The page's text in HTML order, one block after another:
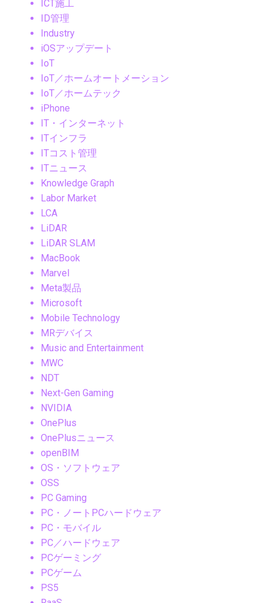
ICT施工
ID管理
Industry
iOSアップデート
IoT
IoT／ホームオートメーション
IoT／ホームテック
iPhone
IT・インターネット
ITインフラ
ITコスト管理
ITニュース
Knowledge Graph
Labor Market
LCA
LiDAR
LiDAR SLAM
MacBook
Marvel
Meta製品
Microsoft
Mobile Technology
MRデバイス
Music and Entertainment
MWC
NDT
Next-Gen Gaming
NVIDIA
OnePlus
OnePlusニュース
openBIM
OS・ソフトウェア
OSS
PC Gaming
PC・ノートPCハードウェア
PC・モバイル
PC／ハードウェア
PCゲーミング
PCゲーム
PS5